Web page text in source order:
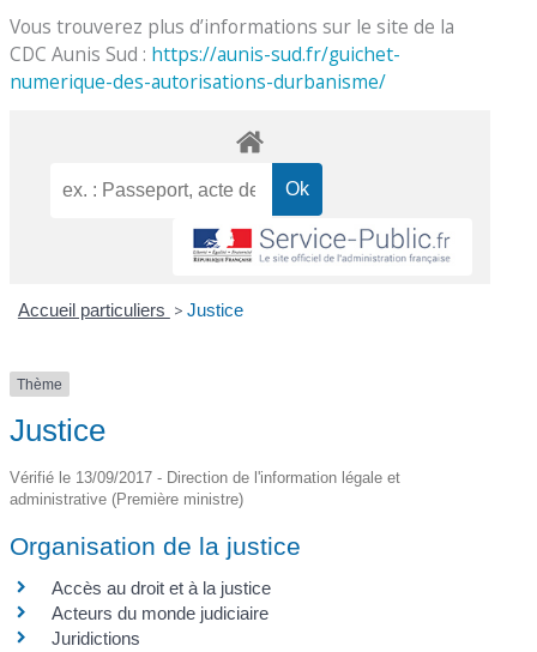
Vous trouverez plus d’informations sur le site de la
CDC Aunis Sud : https://aunis-sud.fr/guichet-
numerique-des-autorisations-durbanisme/
Accueil particuliers > Justice
Thème
Justice
Vérifié le 13/09/2017 - Direction de l'information légale et
administrative (Première ministre)
Organisation de la justice
Accès au droit et à la justice
Acteurs du monde judiciaire
Juridictions